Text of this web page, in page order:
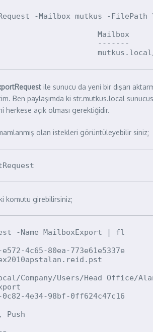
-Mailbox mutkus -
Mailbox
-------
mutkus.local/
ile sunucu da yeni bir dışarı
Ben paylaşımda ki str.mutkus.local
herkese açık olması gerektiğidir.
olan istekleri görüntüleyebilir siniz;
komutu girebilirsiniz;
-Name MailboxExport | fl
4c65-80ea-773e61e5337e
Company/Users/Head Office/
4e34-98bf-0ff624c47c16